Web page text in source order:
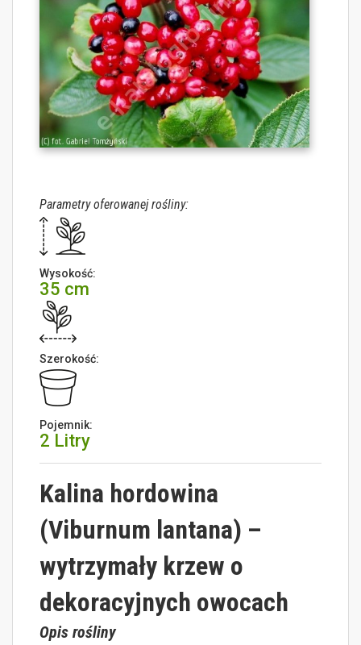
Parametry oferowanej rośliny:
Wysokość:
35 cm
Szerokość:
Pojemnik:
2 Litry
Kalina hordowina
(Viburnum lantana) –
wytrzymały krzew o
dekoracyjnych owocach
Opis rośliny